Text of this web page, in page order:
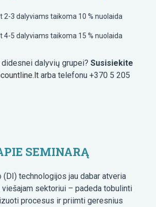
2-3 dalyviams taikoma 10 % nuolaida
4-5 dalyviams taikoma 15 % nuolaida
dalyvių grupei? Susisiekite
arba telefonu +370 5 205
SEMINARĄ
technologijos jau dabar atveria
sektoriui – padeda tobulinti
procesus ir priimti geresnius